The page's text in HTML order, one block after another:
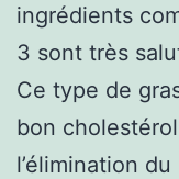
ingrédients
3 sont très
Ce type de
bon
l’élimination